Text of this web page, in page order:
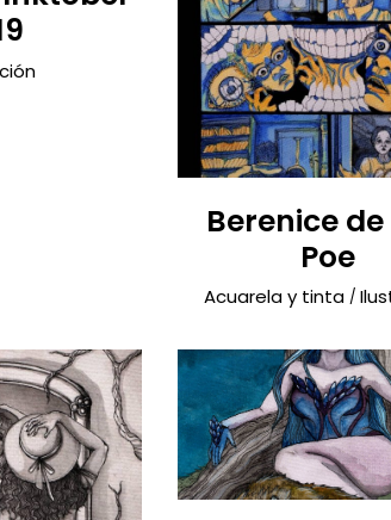
Berenice de
Poe
Acuarela y tinta